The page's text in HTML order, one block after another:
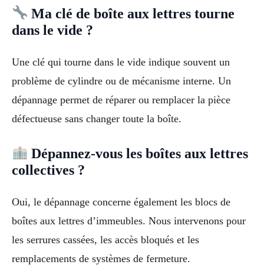
Ma clé de boîte aux lettres tourne
dans le vide ?
Une clé qui tourne dans le vide indique souvent un
problème de cylindre ou de mécanisme interne. Un
dépannage permet de réparer ou remplacer la pièce
défectueuse sans changer toute la boîte.
Dépannez-vous les boîtes aux lettres
collectives ?
Oui, le dépannage concerne également les blocs de
boîtes aux lettres d’immeubles. Nous intervenons pour
les serrures cassées, les accès bloqués et les
remplacements de systèmes de fermeture.